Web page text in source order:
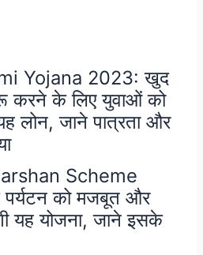
Yojana 2023: खुद
करने के लिए युवाओं को
लोन, जाने पात्रता और
Scheme
को मजबूत और
यह योजना, जाने इसके